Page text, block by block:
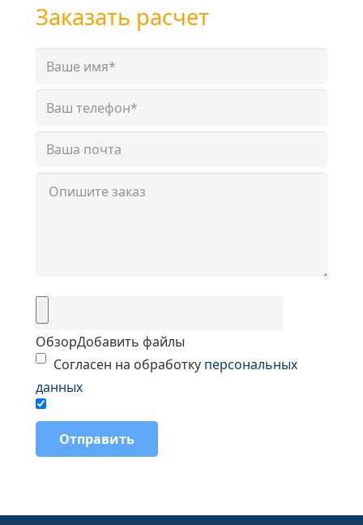
Заказать расчет
ОбзорДобавить файлы
Согласен на обработку персональных
данных